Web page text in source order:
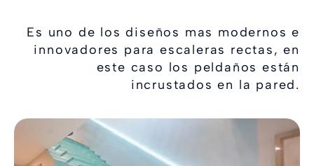
Es uno de los diseños mas modernos e
innovadores para escaleras rectas, en
este caso los peldaños están
incrustados en la pared.